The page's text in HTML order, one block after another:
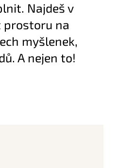
Najdeš v
prostoru na
myšlenek,
A nejen to!